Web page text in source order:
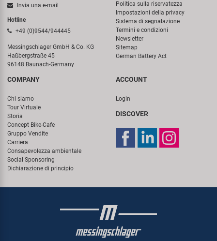
Invia una e-mail
Hotline
+49 (0)9544/944445
Messingschlager GmbH & Co. KG
Haßbergstraße 45
96148 Baunach-Germany
Politica sulla riservatezza
Impostazioni della privacy
Sistema di segnalazione
Termini e condizioni
Newsletter
Sitemap
German Battery Act
COMPANY
Chi siamo
Tour Virtuale
Storia
Concept Bike-Cafe
Gruppo Vendite
Carriera
Consapevolezza ambientale
Social Sponsoring
Dichiarazione di principio
ACCOUNT
Login
DISCOVER